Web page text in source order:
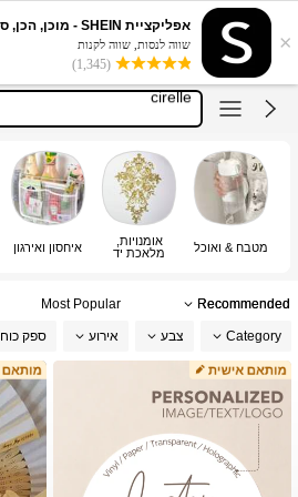
×
אפליקציית SHEIN - מוכן, הכן, סטייל!
שווה לנסות, שווה לקנות
(1,345)
further
party accessories
cirelle
joivida
further
party accessories
מטבח & ואוכל
אומנויות,
מלאכת יד
איחסון ואירגון
Recommended
Most Popular
Category צבע אירוע ספק כוח